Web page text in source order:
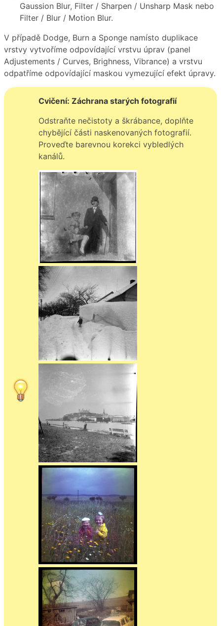
Gaussion Blur, Filter / Sharpen / Unsharp Mask nebo
Filter / Blur / Motion Blur.
V případě Dodge, Burn a Sponge namísto duplikace
vrstvy vytvoříme odpovídající vrstvu úprav (panel
Adjustements / Curves, Brighness, Vibrance) a vrstvu
odpatříme odpovídající maskou vymezující efekt úpravy.
Cvičení: Záchrana starých fotografií
Odstraňte nečistoty a škrábance, doplňte
chybějící části naskenovaných fotografií.
Proveďte barevnou korekci vybledlých
kanálů.